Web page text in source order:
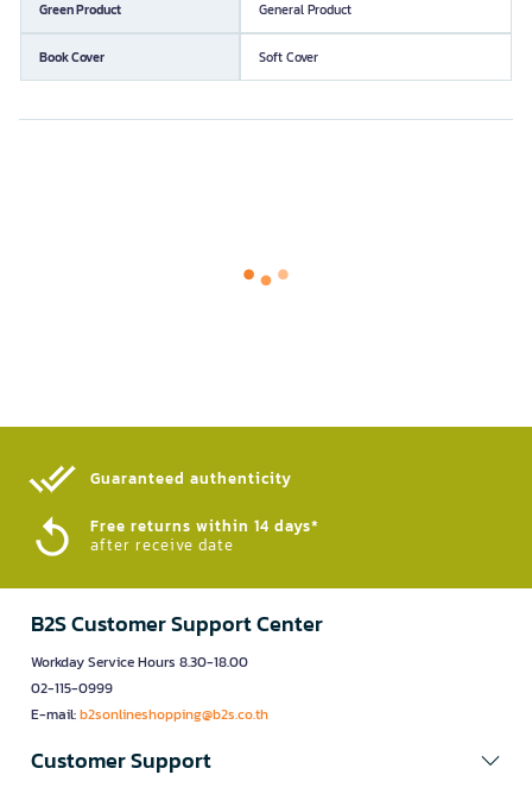
Green Product General Product
Book Cover Soft Cover
Guaranteed authenticity​
Free returns within 14 days*
after receive date
B2S Customer Support Center
Workday Service Hours 8.30-18.00
02-115-0999
E-mail:b2sonlineshopping@b2s.co.th
Customer Support